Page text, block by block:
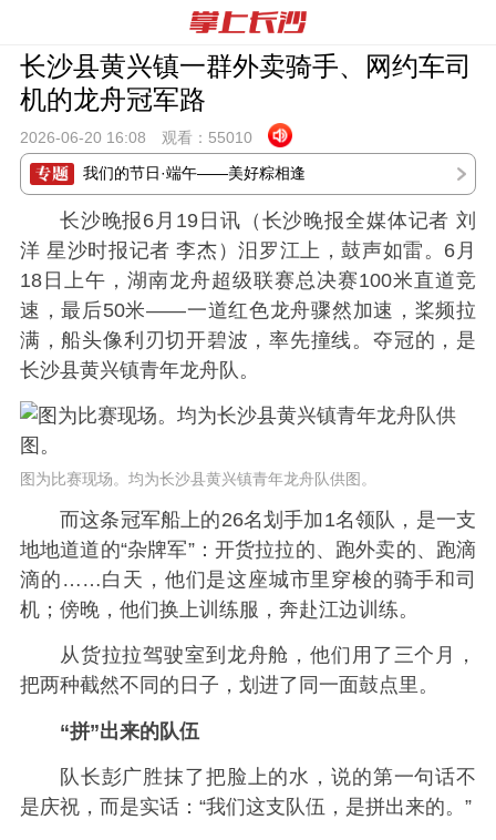
长沙县黄兴镇一群外卖骑手、网约车司
机的龙舟冠军路
2026-06-20 16:08 观看： 55010
我们的节日·端午——美好粽相逢
长沙晚报6月19日讯（长沙晚报全媒体记者 刘
洋 星沙时报记者 李杰）汨罗江上，鼓声如雷。 6月
18日上午，湖南龙舟超级联赛总决赛100米直道竞
速，最后50米——一道红色龙舟骤然加速，桨频拉
满，船头像利刃切开碧波，率先撞线。夺冠的，是
长沙县黄兴镇青年龙舟队。
图为比赛现场。均为长沙县黄兴镇青年龙舟队供图。
而这条冠军船上的26名划手加1名领队，是一支
地地道道的“杂牌军”：开货拉拉的、跑外卖的、跑滴
滴的……白天，他们是这座城市里穿梭的骑手和司
机；傍晚，他们换上训练服，奔赴江边训练。
从货拉拉驾驶室到龙舟舱，他们用了三个月，
把两种截然不同的日子，划进了同一面鼓点里。
“拼”出来的队伍
队长彭广胜抹了把脸上的水，说的第一句话不
是庆祝，而是实话：“我们这支队伍，是拼出来的。”